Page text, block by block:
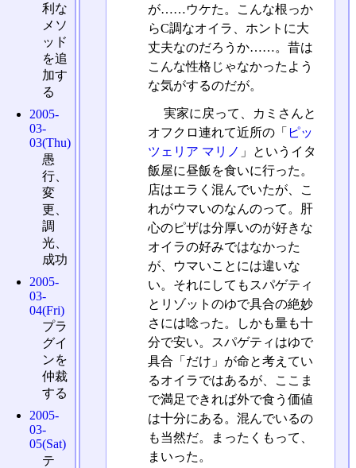
が……ウケた。こんな根っか
らC調なオイラ、ホントに大
丈夫なのだろうか……。昔は
こんな性格じゃなかったよう
な気がするのだが。
実家に戻って、カミさんと
オフクロ連れて近所の「 ピッ
ツェリア マリノ 」というイタ
飯屋に昼飯を食いに行った。
店はエラく混んでいたが、こ
れがウマいのなんのって。肝
心のピザは分厚いのが好きな
オイラの好みではなかった
が、ウマいことには違いな
い。それにしてもスパゲティ
とリゾットのゆで具合の絶妙
さには唸った。しかも量も十
分で安い。スパゲティはゆで
具合「だけ」が命と考えてい
るオイラではあるが、ここま
で満足できれば外で食う価値
は十分にある。混んでいるの
も当然だ。まったくもって、
まいった。
利な
メソ
ッド
を追
加す
る
2005-
03-
03(Thu)
愚
行、
変
更、
調
光、
成功
2005-
03-
04(Fri)
プラ
グイ
ンを
仲裁
する
2005-
03-
05(Sat)
テ